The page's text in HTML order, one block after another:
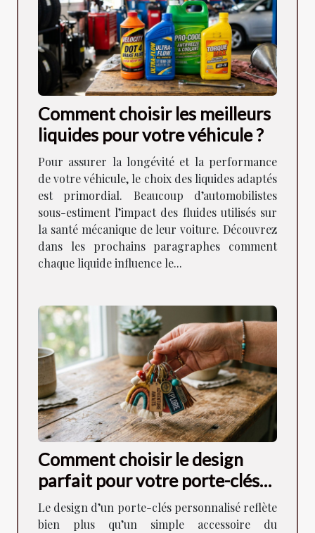
Comment choisir les meilleurs
liquides pour votre véhicule ?
Pour assurer la longévité et la performance
de votre véhicule, le choix des liquides adaptés
est primordial. Beaucoup d’automobilistes
sous-estiment l’impact des fluides utilisés sur
la santé mécanique de leur voiture. Découvrez
dans les prochains paragraphes comment
chaque liquide influence le...
Comment choisir le design
parfait pour votre porte-clés
personnalisé ?
Le design d’un porte-clés personnalisé reflète
bien plus qu’un simple accessoire du